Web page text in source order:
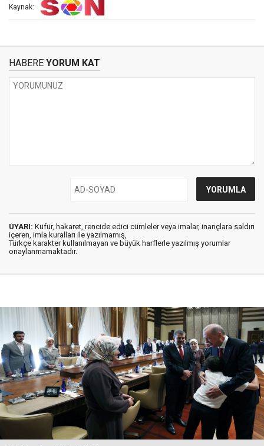
Kaynak:
HABERE YORUM KAT
UYARI: Küfür, hakaret, rencide edici cümleler veya imalar, inançlara saldırı
içeren, imla kuralları ile yazılmamış,
Türkçe karakter kullanılmayan ve büyük harflerle yazılmış yorumlar
onaylanmamaktadır.